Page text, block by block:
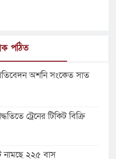
পঠিত
অশনি সংকেত সাত
ট্রেনের টিকিট বিক্রি
নামছে ২২৫ বাস